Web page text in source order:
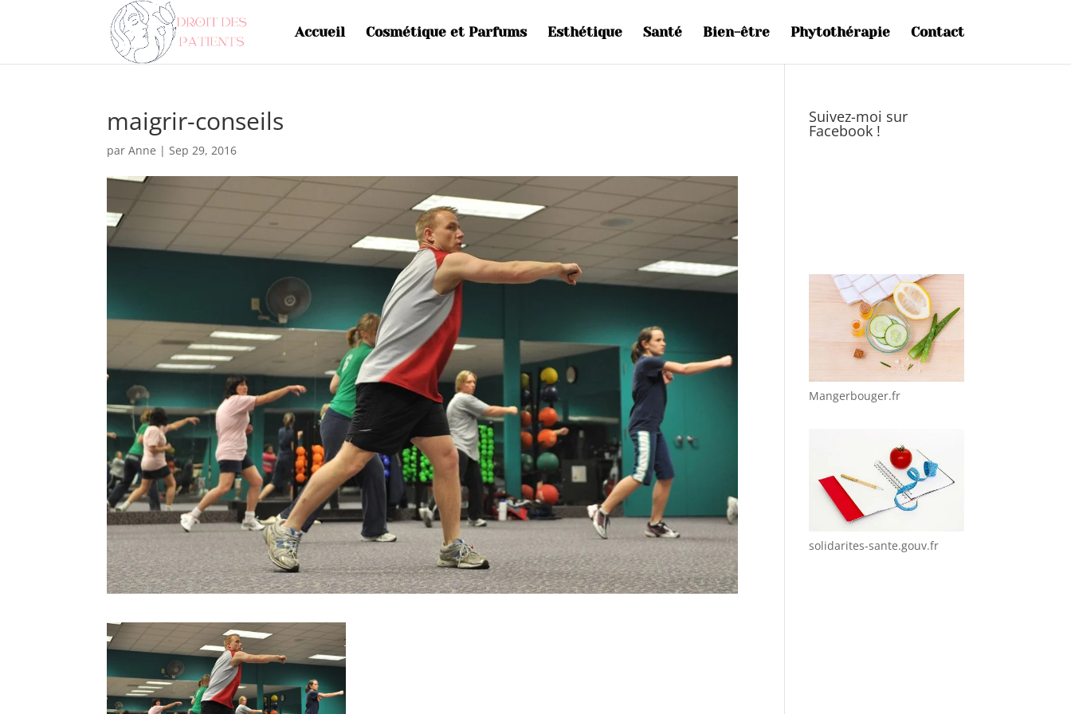
Accueil Cosmétique et Parfums Esthétique Santé Bien-être Phytothérapie Contact
maigrir-conseils
parAnne |Sep 29, 2016
Suivez-moi sur
Facebook !
Mangerbouger.fr
solidarites-sante.gouv.fr